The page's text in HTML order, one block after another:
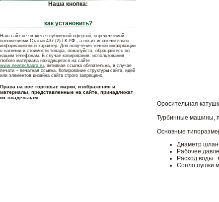
Наша кнопка:
как установить?
Наш сайт не является публичной офертой, определяемой
положениями Статьи 437 (2) ГК РФ., а носит исключительно
информационный характер. Для получения точной информации
о наличии и стоимости товара, пожалуйста, обращайтесь по
нашим телефонам. В случае копирования, использования
любого материала находящегося на сайте
www.newtechagro.ru, активная ссылка обязательна, в случае
печати – печатная ссылка. Копирование структуры сайта, идей
или элементов дизайна сайта строго запрещено.
Права на все торговые марки, изображения и
материалы, представленные на сайте, принадлежат
их владельцам.
Оросительная
Турбинные машины,
Основные
Диаметр
Рабочее
Расход воды:
Сопло пушки